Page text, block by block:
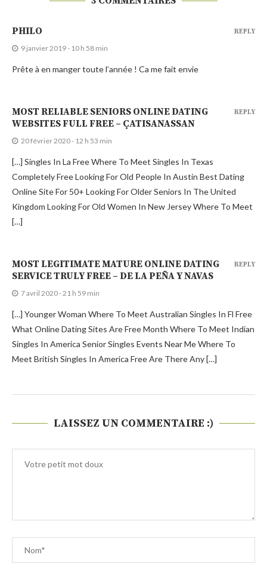
PHILO
9 janvier 2019 - 10 h 58 min
Prête à en manger toute l’année ! Ca me fait envie
REPLY
MOST RELIABLE SENIORS ONLINE DATING
WEBSITES FULL FREE – ÇATISANASSAN
20 février 2020 - 12 h 53 min
[…] Singles In La Free Where To Meet Singles In Texas
Completely Free Looking For Old People In Austin Best Dating
Online Site For 50+ Looking For Older Seniors In The United
Kingdom Looking For Old Women In New Jersey Where To Meet
[…]
REPLY
MOST LEGITIMATE MATURE ONLINE DATING
SERVICE TRULY FREE – DE LA PEÑA Y NAVAS
7 avril 2020 - 21 h 59 min
[…] Younger Woman Where To Meet Australian Singles In Fl Free
What Online Dating Sites Are Free Month Where To Meet Indian
Singles In America Senior Singles Events Near Me Where To
Meet British Singles In America Free Are There Any […]
REPLY
LAISSEZ UN COMMENTAIRE :)